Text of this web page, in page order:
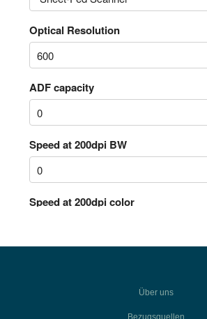
Über uns
Bezugsquellen